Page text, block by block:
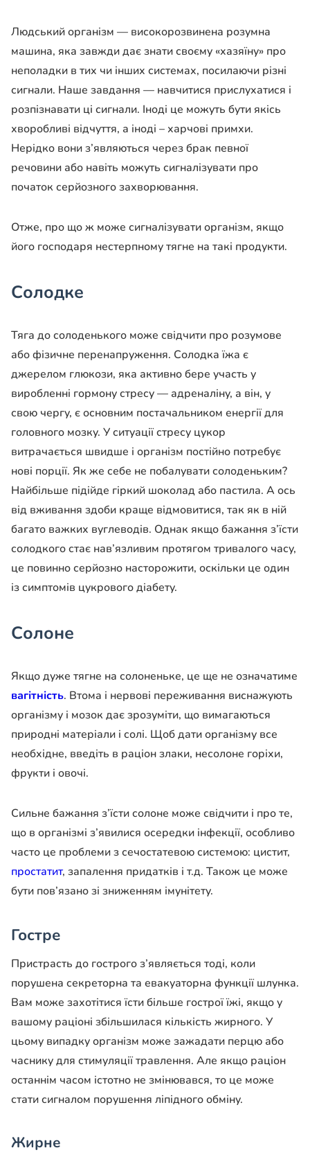
Людський організм — високорозвинена розумна
машина, яка завжди дає знати своєму «хазяїну» про
неполадки в тих чи інших системах, посилаючи різні
сигнали. Наше завдання — навчитися прислухатися і
розпізнавати ці сигнали. Іноді це можуть бути якісь
хворобливі відчуття, а іноді – харчові примхи.
Нерідко вони з’являються через брак певної
речовини або навіть можуть сигналізувати про
початок серйозного захворювання.
Отже, про що ж може сигналізувати організм, якщо
його господаря нестерпному тягне на такі продукти.
Солодке
Тяга до солоденького може свідчити про розумове
або фізичне перенапруження. Солодка їжа є
джерелом глюкози, яка активно бере участь у
виробленні гормону стресу — адреналіну, а він, у
свою чергу, є основним постачальником енергії для
головного мозку. У ситуації стресу цукор
витрачається швидше і організм постійно потребує
нові порції. Як же себе не побалувати солоденьким?
Найбільше підійде гіркий шоколад або пастила. А ось
від вживання здоби краще відмовитися, так як в ній
багато важких вуглеводів. Однак якщо бажання з’їсти
солодкого стає нав’язливим протягом тривалого часу,
це повинно серйозно насторожити, оскільки це один
із симптомів цукрового діабету.
Солоне
Якщо дуже тягне на солоненьке, це ще не означатиме
вагітність. Втома і нервові переживання виснажують
організму і мозок дає зрозуміти, що вимагаються
природні матеріали і солі. Щоб дати організму все
необхідне, введіть в раціон злаки, несолоне горіхи,
фрукти і овочі.
Сильне бажання з’їсти солоне може свідчити і про те,
що в організмі з’явилися осередки інфекції, особливо
часто це проблеми з сечостатевою системою: цистит,
простатит, запалення придатків і т.д. Також це може
бути пов’язано зі зниженням імунітету.
Гостре
Пристрасть до гострого з’являється тоді, коли
порушена секреторна та евакуаторна функції шлунка.
Вам може захотітися їсти більше гострої їжі, якщо у
вашому раціоні збільшилася кількість жирного. У
цьому випадку організм може зажадати перцю або
часнику для стимуляції травлення. Але якщо раціон
останнім часом істотно не змінювався, то це може
стати сигналом порушення ліпідного обміну.
Жирне